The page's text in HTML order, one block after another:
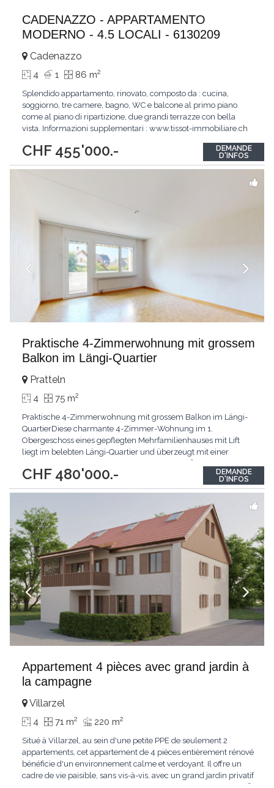
CADENAZZO - APPARTAMENTO
MODERNO - 4.5 LOCALI - 6130209
CHF 455'000.-
Cadenazzo
4 1 86 m2
Splendido appartamento, rinovato, composto da : cucina,
soggiorno, tre camere, bagno, WC e balcone al primo piano
come al piano di ripartizione, due grandi terrazze con bella
vista. Informazioni supplementari : www.tissot-immobiliare.ch
Wohnzimmer, drei Schlafzimmer, Bad, WC und Balkon im
ersten Stock als auf dem Boden der Aufschlüsselung,...
DEMANDE
D'INFOS
Praktische 4-Zimmerwohnung mit grossem
Balkon im Längi-Quartier
CHF 480'000.-
Pratteln
4 75 m2
Praktische 4-Zimmerwohnung mit grossem Balkon im Längi-
QuartierDiese charmante 4-Zimmer-Wohnung im 1.
Obergeschoss eines gepflegten Mehrfamilienhauses mit Lift
liegt im belebten Längi-Quartier und überzeugt mit einer
erwartet Sie ein grosszügiger Wohn- und Essbereich mit
Zugang zum sonnigen Balkon und Blick auf der gepflegten
DEMANDE
D'INFOS
Appartement 4 pièces avec grand jardin à
la campagne
Villarzel
4 71 m2 220 m2
Situé à Villarzel, au sein d'une petite PPE de seulement 2
appartements, cet appartement de 4 pièces entièrement rénové
bénéficie d'un environnement calme et verdoyant. Il offre un
cadre de vie paisible, sans vis-à-vis, avec un grand jardin privatif